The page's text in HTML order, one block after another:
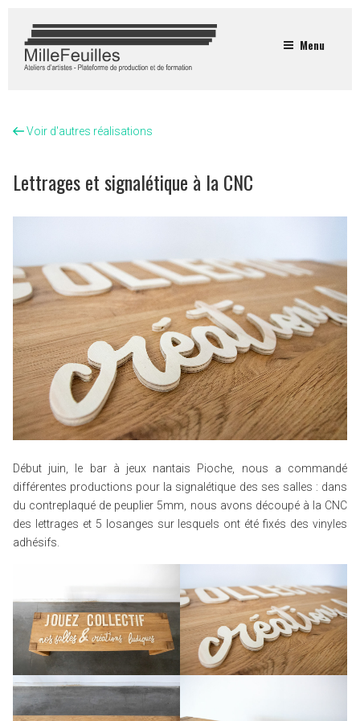
Menu
Voir d'autres réalisations
Lettrages et signalétique à la CNC
Début juin, le bar à jeux nantais Pioche, nous a commandé
différentes productions pour la signalétique des ses salles : dans
du contreplaqué de peuplier 5mm, nous avons découpé à la CNC
des lettrages et 5 losanges sur lesquels ont été fixés des vinyles
adhésifs.